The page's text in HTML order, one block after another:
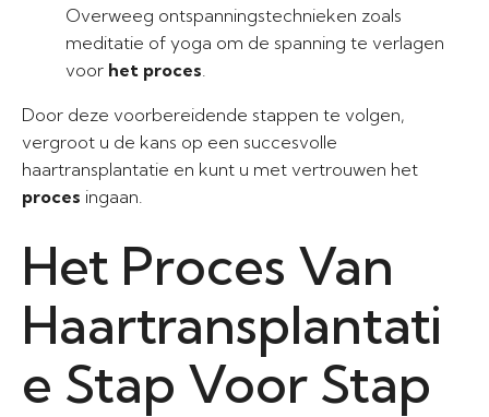
Overweeg ontspanningstechnieken zoals
meditatie of yoga om de spanning te verlagen
voor het proces.
Door deze voorbereidende stappen te volgen,
vergroot u de kans op een succesvolle
haartransplantatie en kunt u met vertrouwen het
proces ingaan.
Het Proces Van
Haartransplantati
e Stap Voor Stap